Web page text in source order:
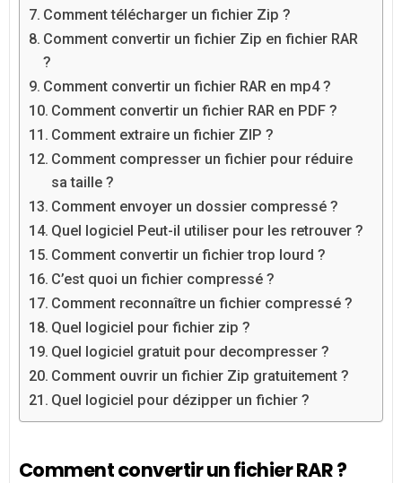
Comment télécharger un fichier Zip ?
Comment convertir un fichier Zip en fichier RAR
?
Comment convertir un fichier RAR en mp4 ?
Comment convertir un fichier RAR en PDF ?
Comment extraire un fichier ZIP ?
Comment compresser un fichier pour réduire
sa taille ?
Comment envoyer un dossier compressé ?
Quel logiciel Peut-il utiliser pour les retrouver ?
Comment convertir un fichier trop lourd ?
C’est quoi un fichier compressé ?
Comment reconnaître un fichier compressé ?
Quel logiciel pour fichier zip ?
Quel logiciel gratuit pour decompresser ?
Comment ouvrir un fichier Zip gratuitement ?
Quel logiciel pour dézipper un fichier ?
Comment convertir un fichier RAR ?